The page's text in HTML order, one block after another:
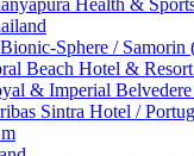
Sphere / Samorin
Beach Hotel &
& Imperial
Sintra Hotel /